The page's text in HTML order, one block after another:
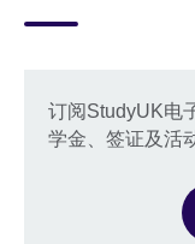
订阅StudyUK电
学金、签证及活